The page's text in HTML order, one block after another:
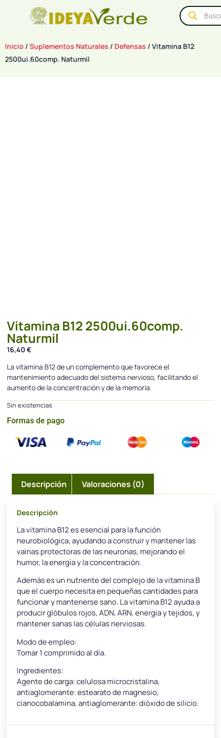
Inicio / Suplementos Naturales / Defensas / Vitamina B12
2500ui.60comp. Naturmil
Vitamina B12 2500ui.60comp.
Naturmil
16,40€
La vitamina B12 de un complemento que favorece el
mantenimiento adecuado del sistema nervioso, facilitando el
aumento de la concentración y de la memoria.
Sin existencias
Formas de pago
Descripción Valoraciones (0)
Descripción
La vitamina B12 es esencial para la función
neurobiológica, ayudando a construir y mantener las
vainas protectoras de las neuronas, mejorando el
humor, la energía y la concentración.
Además es un nutriente del complejo de la vitamina B
que el cuerpo necesita en pequeñas cantidades para
funcionar y mantenerse sano. La vitamina B12 ayuda a
producir glóbulos rojos, ADN, ARN, energía y tejidos, y
mantener sanas las células nerviosas.
Modo de empleo:
Tomar 1 comprimido al día.
Ingredientes:
Agente de carga: celulosa microcristalina,
antiaglomerante: estearato de magnesio,
cianocobalamina, antiaglomerante: dióxido de silicio.